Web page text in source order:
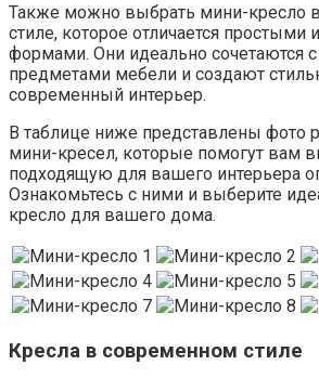
Также можно выбрать мини-кресло
стиле, которое отличается
формами. Они идеально сочетаются
предметами мебели и создают
современный интерьер.
В таблице ниже представлены фото
мини-кресел, которые помогут вам
подходящую для вашего интерьера
Ознакомьтесь с ними и выберите
кресло для вашего дома.
Кресла в современном стиле